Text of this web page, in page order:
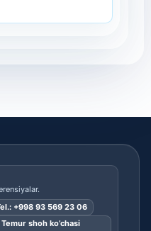
+998 93 569 23 06
shoh ko’chasi